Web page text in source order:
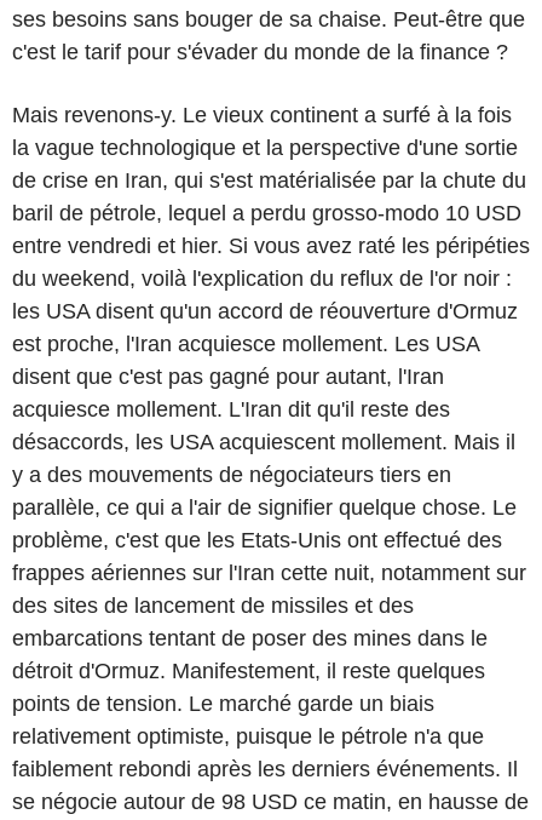
ses besoins sans bouger de sa chaise. Peut-être que
c'est le tarif pour s'évader du monde de la finance ?
Mais revenons-y. Le vieux continent a surfé à la fois
la vague technologique et la perspective d'une sortie
de crise en Iran, qui s'est matérialisée par la chute du
baril de pétrole, lequel a perdu grosso-modo 10 USD
entre vendredi et hier. Si vous avez raté les péripéties
du weekend, voilà l'explication du reflux de l'or noir :
les USA disent qu'un accord de réouverture d'Ormuz
est proche, l'Iran acquiesce mollement. Les USA
disent que c'est pas gagné pour autant, l'Iran
acquiesce mollement. L'Iran dit qu'il reste des
désaccords, les USA acquiescent mollement. Mais il
y a des mouvements de négociateurs tiers en
parallèle, ce qui a l'air de signifier quelque chose. Le
problème, c'est que les Etats-Unis ont effectué des
frappes aériennes sur l'Iran cette nuit, notamment sur
des sites de lancement de missiles et des
embarcations tentant de poser des mines dans le
détroit d'Ormuz. Manifestement, il reste quelques
points de tension. Le marché garde un biais
relativement optimiste, puisque le pétrole n'a que
faiblement rebondi après les derniers événements. Il
se négocie autour de 98 USD ce matin, en hausse de